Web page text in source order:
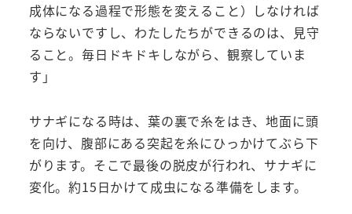
成体になる過程で形態を変えること）しなければ
ならないですし、わたしたちができるのは、見守
ること。毎日ドキドキしながら、観察していま
す」
サナギになる時は、葉の裏で糸をはき、地面に頭
を向け、腹部にある突起を糸にひっかけてぶら下
がります。そこで最後の脱皮が行われ、サナギに
変化。約15日かけて成虫になる準備をします。